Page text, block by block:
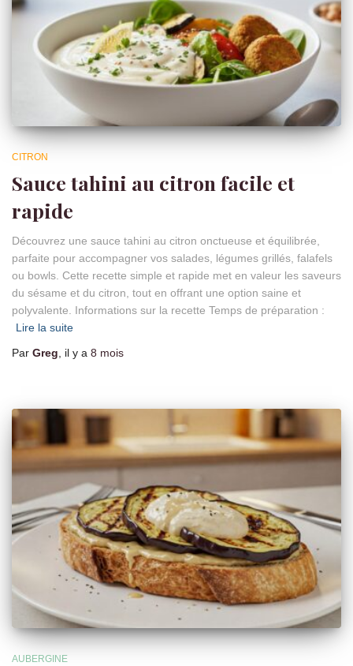
CITRON
Sauce tahini au citron facile et
rapide
Découvrez une sauce tahini au citron onctueuse et équilibrée,
parfaite pour accompagner vos salades, légumes grillés, falafels
ou bowls. Cette recette simple et rapide met en valeur les saveurs
du sésame et du citron, tout en offrant une option saine et
polyvalente. Informations sur la recette Temps de préparation :
Lire la suite
Par Greg , il y a 8 mois
AUBERGINE